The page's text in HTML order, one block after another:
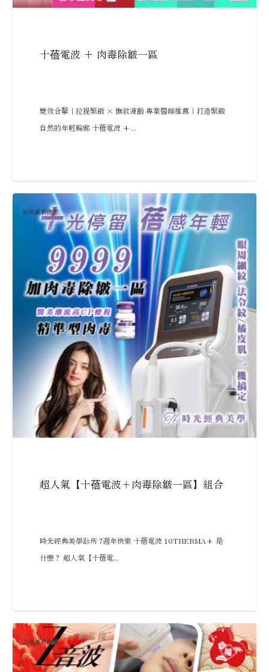
十蓓電波 + 肉毒除皺一區
雙效合擊｜拉提緊緻 × 撫紋凍齡 專業醫師推薦｜打造緊緻
自然的年輕輪廓 十蓓電波 +...
診所最新優惠
超人氣【十蓓電波＋肉毒除皺一區】組合
時光經典美學診所 7週年快樂 十蓓電波 10THERMA+ 是
什麼？ 超人氣【十蓓電...
診所最新優惠